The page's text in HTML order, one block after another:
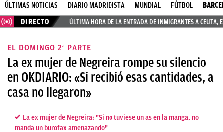
ÚLTIMAS NOTICIAS DIARIO MADRIDISTA MUNDIAL FÚTBOL
DIRECTO
ÚLTIMA HORA DE LA ENTRADA DE INMIGRANTES A CEUTA,
EL DOMINGO 2ª PARTE
La ex mujer de Negreira rompe su silencio
en OKDIARIO: «Si recibió esas cantidades, a
casa no llegaron»
La ex mujer de Negreira: "Si no tuviese un as en la manga, no
manda un burofax amenazando"